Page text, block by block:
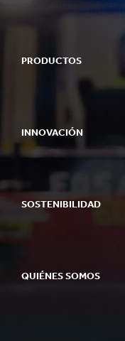
PRODUCTOS
INNOVACIÓN
SOSTENIBILIDAD
QUIÉNES SOMOS